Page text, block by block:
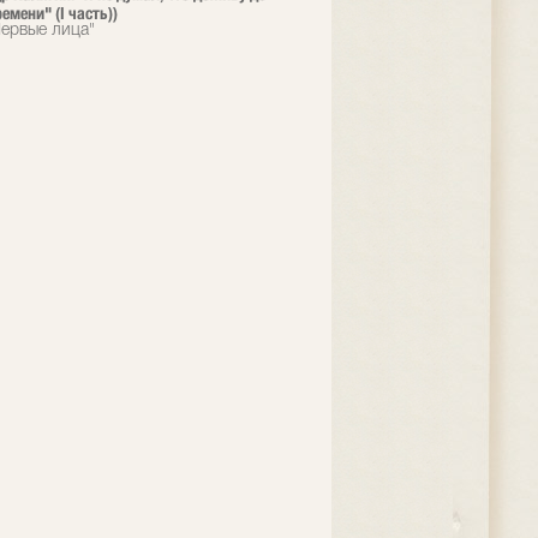
(I часть))
лица"